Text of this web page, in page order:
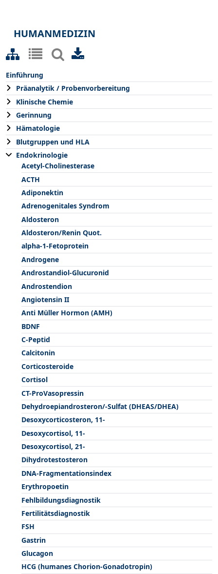
HUMANMEDIZIN
Einführung
Präanalytik / Probenvorbereitung
Klinische Chemie
Gerinnung
Hämatologie
Blutgruppen und HLA
Endokrinologie
Acetyl-Cholinesterase
ACTH
Adiponektin
Adrenogenitales Syndrom
Aldosteron
Aldosteron/Renin Quot.
alpha-1-Fetoprotein
Androgene
Androstandiol-Glucuronid
Androstendion
Angiotensin II
Anti Müller Hormon (AMH)
BDNF
C-Peptid
Calcitonin
Corticosteroide
Cortisol
CT-ProVasopressin
Dehydroepiandrosteron/-Sulfat (DHEAS/DHEA)
Desoxycorticosteron, 11-
Desoxycortisol, 11-
Desoxycortisol, 21-
Dihydrotestosteron
DNA-Fragmentationsindex
Erythropoetin
Fehlbildungsdiagnostik
Fertilitätsdiagnostik
FSH
Gastrin
Glucagon
HCG (humanes Chorion-Gonadotropin)